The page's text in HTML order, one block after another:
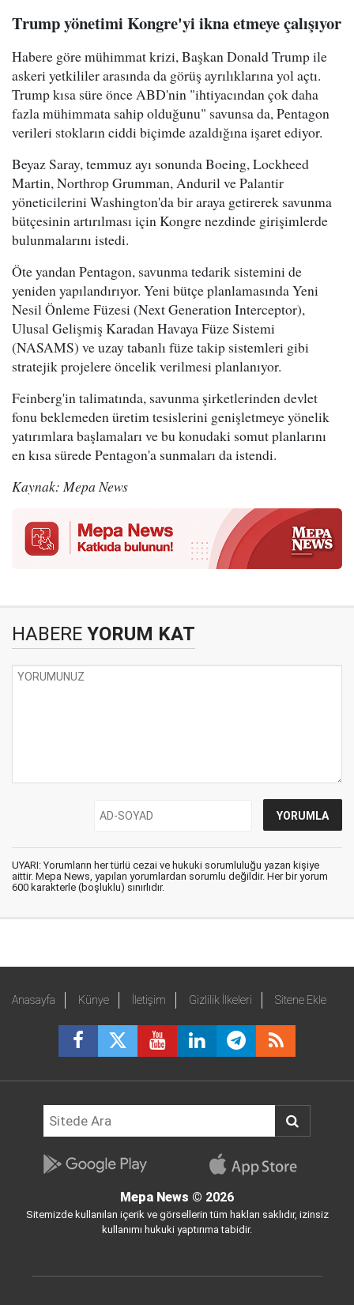
Trump yönetimi Kongre'yi ikna etmeye çalışıyor
Habere göre mühimmat krizi, Başkan Donald Trump ile
askeri yetkililer arasında da görüş ayrılıklarına yol açtı.
Trump kısa süre önce ABD'nin "ihtiyacından çok daha
fazla mühimmata sahip olduğunu" savunsa da, Pentagon
verileri stokların ciddi biçimde azaldığına işaret ediyor.
Beyaz Saray, temmuz ayı sonunda Boeing, Lockheed
Martin, Northrop Grumman, Anduril ve Palantir
yöneticilerini Washington'da bir araya getirerek savunma
bütçesinin artırılması için Kongre nezdinde girişimlerde
bulunmalarını istedi.
Öte yandan Pentagon, savunma tedarik sistemini de
yeniden yapılandırıyor. Yeni bütçe planlamasında Yeni
Nesil Önleme Füzesi (Next Generation Interceptor),
Ulusal Gelişmiş Karadan Havaya Füze Sistemi
(NASAMS) ve uzay tabanlı füze takip sistemleri gibi
stratejik projelere öncelik verilmesi planlanıyor.
Feinberg'in talimatında, savunma şirketlerinden devlet
fonu beklemeden üretim tesislerini genişletmeye yönelik
yatırımlara başlamaları ve bu konudaki somut planlarını
en kısa sürede Pentagon'a sunmaları da istendi.
Kaynak: Mepa News
HABERE YORUM KAT
UYARI: Yorumların her türlü cezai ve hukuki sorumluluğu yazan kişiye
aittir. Mepa News, yapılan yorumlardan sorumlu değildir. Her bir yorum
600 karakterle (boşluklu) sınırlıdır.
Anasayfa Künye İletişim Gizlilik İlkeleri Sitene Ekle
Mepa News © 2026
Sitemizde kullanılan içerik ve görsellerin tüm hakları saklıdır, izinsiz
kullanımı hukuki yaptırıma tabidir.